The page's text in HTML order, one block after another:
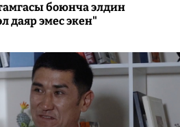
боюнча элдин
даяр эмес экен"